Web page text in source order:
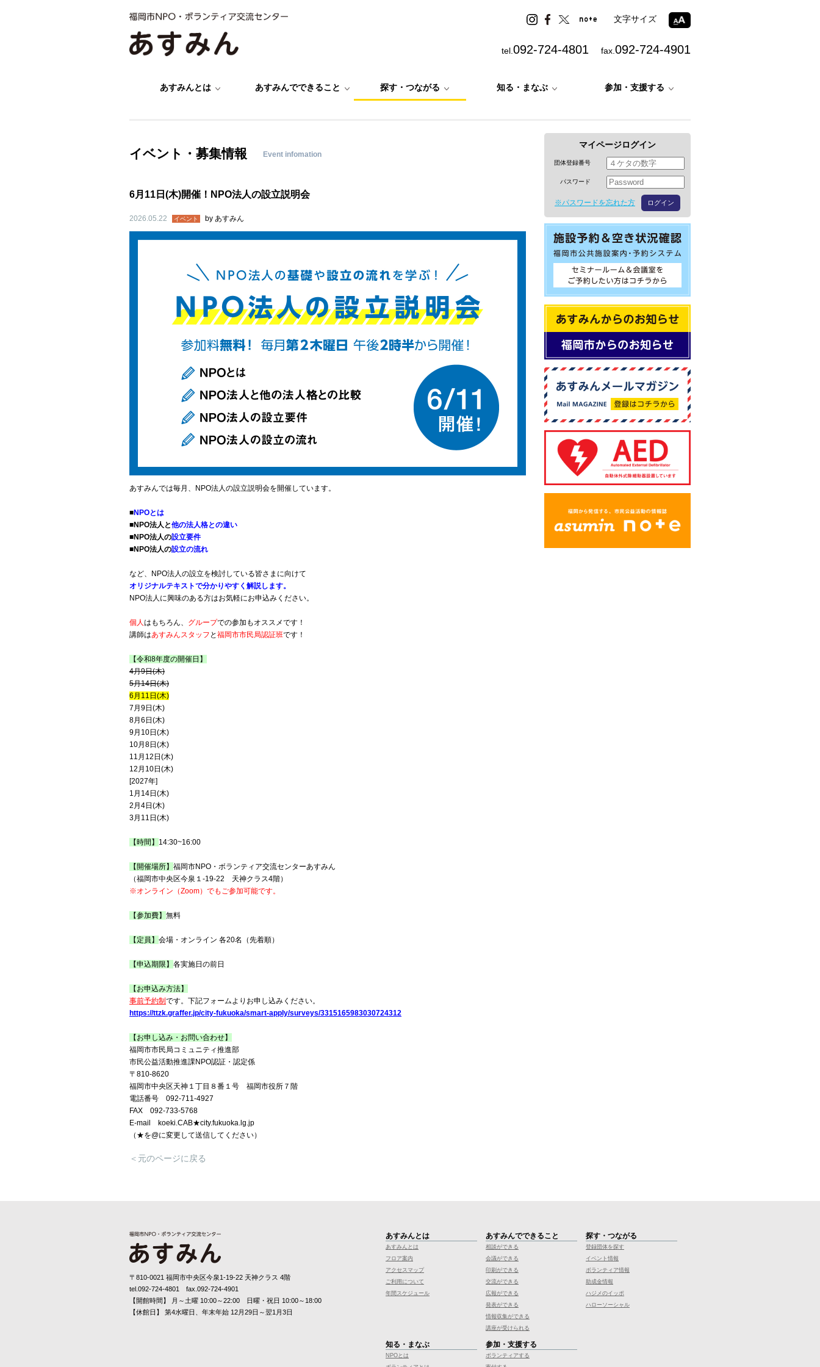
文字サイズ
tel. 092-724-4801 fax. 092-724-4901
あすみんとは あすみんでできること 探す・つながる 知る・まなぶ 参加・支援する
イベント・募集情報 Event infomation
6月11日(木)開催！NPO法人の設立説明会
2026.05.22 イベント by あすみん
あすみんでは毎月、NPO法人の設立説明会を開催しています。
■NPOとは
■NPO法人と他の法人格との違い
■NPO法人の設立要件
■NPO法人の設立の流れ
など、NPO法人の設立を検討している皆さまに向けて
オリジナルテキストで分かりやすく解説します。
NPO法人に興味のある方はお気軽にお申込みください。
個人はもちろん、 グループでの参加もオススメです！
講師はあすみんスタッフ と福岡市市民局認証班です！
【令和8年度の開催日】
4月9日(木)
5月14日(木)
6月11日(木)
7月9日(木)
8月6日(木)
9月10日(木)
10月8日(木)
11月12日(木)
12月10日(木)
[2027年]
1月14日(木)
2月4日(木)
3月11日(木)
【時間】 14:30~16:00
【開催場所】 福岡市NPO・ボランティア交流センターあすみん
（福岡市中央区今泉１-19-22 天神クラス4階）
※オンライン（Zoom）でもご参加可能です。
【参加費】 無料
【定員】 会場・オンライン 各20名（先着順）
【申込期限】 各実施日の前日
【お申込み方法】
事前予約制 です。下記フォームよりお申し込みください。
https://ttzk.graffer.jp/city-fukuoka/smart-apply/surveys/3315165983030724312
【お申し込み・お問い合わせ】
福岡市市民局コミュニティ推進部
市民公益活動推進課NPO認証・認定係
〒 810-8620
福岡市中央区天神１丁目８番１号 福岡市役所７階
電話番号 092-711-4927
FAX
092-733-5768
E-mail
koeki.CAB★city.fukuoka.lg.jp
（ ★を@に変更して送信してください）
＜元のページに戻る
マイページログイン
団体登録番号
パスワード
※パスワードを忘れた方 ログイン
〒810-0021 福岡市中央区今泉1-19-22 天神クラス 4階
tel.092-724-4801 fax.092-724-4901
【開館時間】 月～土曜 10:00～22:00 日曜・祝日 10:00～18:00
【休館日】 第4水曜日、年末年始 12月29日～翌1月3日
あすみんとは
あすみんとは
フロア案内
アクセスマップ
ご利用について
年間スケジュール
あすみんでできること
相談ができる
会議ができる
印刷ができる
交流ができる
広報ができる
発表ができる
情報収集ができる
講座が受けられる
探す・つながる
登録団体を探す
イベント情報
ボランティア情報
助成金情報
ハジメのイッポ
ハローソーシャル
知る・まなぶ
NPOとは
参加・支援する
ボランティアする